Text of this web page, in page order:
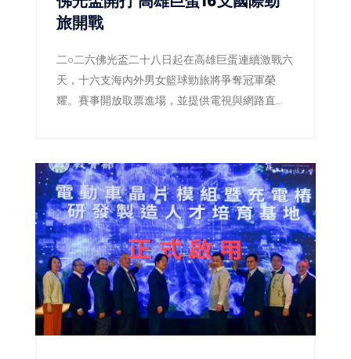
旅開戰
二○二六佛光盃二十八日起在高雄巨蛋連續激戰六
天，十六支海內外男女籃球勁旅將爭奪冠軍榮
耀。賽事開放取票進場，並提供電視與網路直